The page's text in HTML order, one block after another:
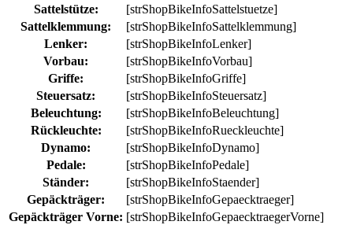
Sattelstütze:
[strShopBikeInfoSattelstuetze]
Sattelklemmung:
[strShopBikeInfoSattelklemmung]
Lenker:
[strShopBikeInfoLenker]
Vorbau:
[strShopBikeInfoVorbau]
Griffe:
[strShopBikeInfoGriffe]
Steuersatz:
[strShopBikeInfoSteuersatz]
Beleuchtung:
[strShopBikeInfoBeleuchtung]
Rückleuchte:
[strShopBikeInfoRueckleuchte]
Dynamo:
[strShopBikeInfoDynamo]
Pedale:
[strShopBikeInfoPedale]
Ständer:
[strShopBikeInfoStaender]
Gepäckträger:
[strShopBikeInfoGepaecktraeger]
Gepäckträger Vorne: [strShopBikeInfoGepaecktraegerVorne]